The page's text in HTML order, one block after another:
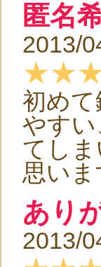
匿名
2013/
初め
やす
てし
思い
あり
2013/